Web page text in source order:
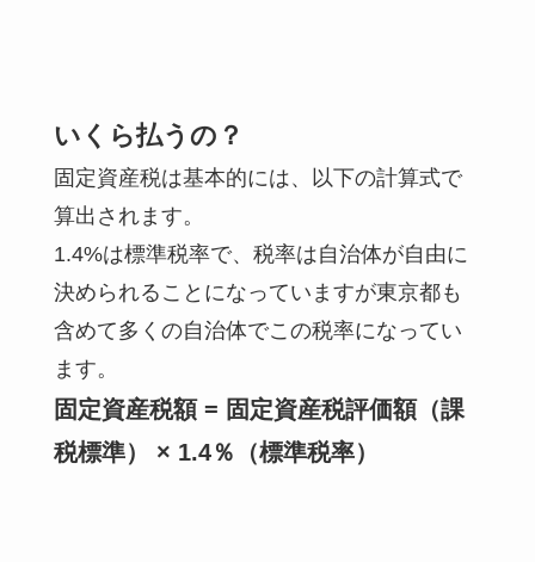
いくら払うの？
固定資産税は基本的には、以下の計算式で
算出されます。
1.4%は標準税率で、税率は自治体が自由に
決められることになっていますが東京都も
含めて多くの自治体でこの税率になってい
ます。
固定資産税額 = 固定資産税評価額（課
税標準） × 1.4％（標準税率）